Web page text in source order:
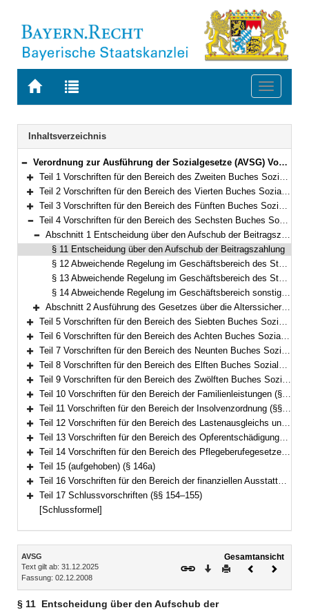
Zur
BAYERN.RECHT
Zur
letzten
Suche
Toggle
Navigation
Inhaltsverzeichnis
Bereich reduzieren
Verordnung zur Ausführung der Sozialgesetze (AVSG) Vom 2. Dezember 2008 (GVBl. S. 912, 982) BayRS 86-8-A/G (§§ 1–155)
Bereich erweitern
Teil 1 Vorschriften für den Bereich des Zweiten Buches Sozialgesetzbuch (§§ 1–2)
Bereich erweitern
Teil 2 Vorschriften für den Bereich des Vierten Buches Sozialgesetzbuch – Gemeinsame Vorschriften für die Sozialversicherung – (§§ 5–5f)
Bereich erweitern
Teil 3 Vorschriften für den Bereich des Fünften Buches Sozialgesetzbuch – Gesetzliche Krankenversicherung – (§§ 6–10)
Bereich reduzieren
Teil 4 Vorschriften für den Bereich des Sechsten Buches Sozialgesetzbuch – Gesetzliche Rentenversicherung – und für den Bereich des Gesetzes über die Alterssicherung der Landwirte und des Gesetzes zur Förderung der Einstellung der landwirtschaftlichen Erwerbstätigkeit (§§ 11–15)
Bereich reduzieren
Abschnitt 1 Entscheidung über den Aufschub der Beitragszahlung (§§ 11–14)
§ 11 Entscheidung über den Aufschub der Beitragszahlung
§ 12 Abweichende Regelung im Geschäftsbereich des Staatsministeriums der Justiz
§ 13 Abweichende Regelung im Geschäftsbereich des Staatsministeriums für Unterricht und Kultus
§ 14 Abweichende Regelung im Geschäftsbereich sonstiger oberster Dienstbehörden
Bereich erweitern
Abschnitt 2 Ausführung des Gesetzes über die Alterssicherung der Landwirte und des Gesetzes zur Förderung der Einstellung landwirtschaftlicher Tätigkeit (§ 15)
Bereich erweitern
Teil 5 Vorschriften für den Bereich des Siebten Buches Sozialgesetzbuch – Gesetzliche Unfallversicherung – (§§ 16–21)
Bereich erweitern
Teil 6 Vorschriften für den Bereich des Achten Buches Sozialgesetzbuch – Kinder- und Jugendhilfe – und für weitere Regelungen des Kinder- und Jugendhilferechts (§§ 22–40f)
Bereich erweitern
Teil 7 Vorschriften für den Bereich des Neunten Buches Sozialgesetzbuch – Rehabilitation und Teilhabe Menschen mit Behinderungen – (§§ 41–41h)
Bereich erweitern
Teil 8 Vorschriften für den Bereich des Elften Buches Sozialgesetzbuch – Soziale Pflegeversicherung – (§§ 42–94)
Bereich erweitern
Teil 9 Vorschriften für den Bereich des Zwölften Buches Sozialgesetzbuch – Sozialhilfe – (§§ 98–101)
Bereich erweitern
Teil 10 Vorschriften für den Bereich der Familienleistungen (§§ 102–103)
Bereich erweitern
Teil 11 Vorschriften für den Bereich der Insolvenzordnung (§§ 104–113)
Bereich erweitern
Teil 12 Vorschriften für den Bereich des Lastenausgleichs und des Flüchtlingswesens (§§ 114–133a)
Bereich erweitern
Teil 13 Vorschriften für den Bereich des Opferentschädigungsgesetzes (§§ 134–135)
Bereich erweitern
Teil 14 Vorschriften für den Bereich des Pflegeberufegesetzes (§§ 136–146)
Bereich erweitern
Teil 15 (aufgehoben) (§ 146a)
Bereich erweitern
Teil 16 Vorschriften für den Bereich der finanziellen Ausstattung von Betreuungsvereinen zur Wahrnehmung von Querschnittsaufgaben (§§ 147–153)
Bereich erweitern
Teil 17 Schlussvorschriften (§§ 154–155)
[Schlussformel]
Inhalt
AVSG
Text gilt ab: 31.12.2025
Fassung: 02.12.2008
Gesamtansicht
Download
DruckenVorheriges
§ 11 Entscheidung über den Aufschub der